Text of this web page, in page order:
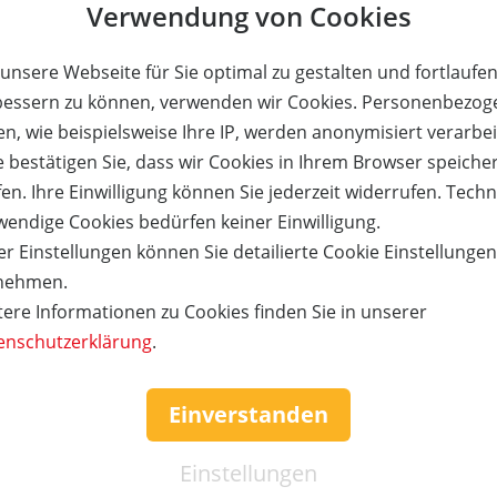
Verwendung von Cookies
Webseite für Sie optimal zu gestalten und
zu können, verwenden wir Cookies.
wie beispielsweise Ihre IP, werden anonymisiert
bestätigen Sie, dass wir Cookies in Ihrem Browser
Ihre Einwilligung können Sie jederzeit widerrufen.
Cookies bedürfen keiner Einwilligung.
Einstellungen können Sie detailierte Cookie Einstellungen
Informationen zu Cookies finden Sie in unserer
.
Einverstanden
Einstellungen
Personen zum halben
1 240,- € 120,- €
Netto-Betrag:
Versandkosten:
Gesamtsumme:
einlösbar sonntags und an Feiertagen. Eine Bar- bzw. Restauszahlung
für Sie reserviert. Erst mit Klicken auf die Schaltfläche
Artikel erworben!
Wenn Sie bereits ein Kundenkonto haben, können Sie
nachfolgend einloggen. Die Daten, die zur Bestellung
werden dann automatisch aus Ihrem Kundenkonto